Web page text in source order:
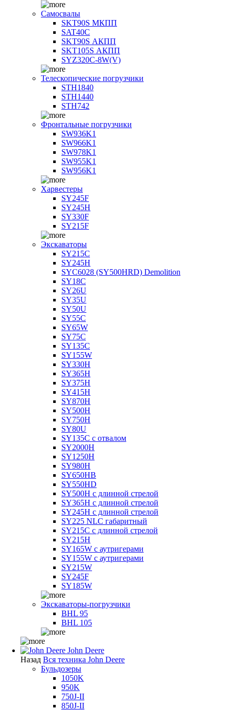
Самосвалы
SKT90S МКПП
SAT40C
SKT90S АКПП
SKT105S АКПП
SYZ320C-8W(V)
Телескопические погрузчики
STH1840
STH1440
STH742
Фронтальные погрузчики
SW936K1
SW966K1
SW978K1
SW955K1
SW956K1
Харвестеры
SY245F
SY245H
SY330F
SY215F
Экскаваторы
SY215C
SY245H
SYC6028 (SY500HRD) Demolition
SY18C
SY26U
SY35U
SY50U
SY55C
SY65W
SY75C
SY135C
SY155W
SY330H
SY365H
SY375H
SY415H
SY870H
SY500H
SY750H
SY80U
SY135C с отвалом
SY2000H
SY1250H
SY980H
SY650HB
SY550HD
SY500H с длинной стрелой
SY365H с длинной стрелой
SY245H с длинной стрелой
SY225 NLC габаритный
SY215C с длинной стрелой
SY215H
SY165W с аутригерами
SY155W с аутригерами
SY215W
SY245F
SY185W
Экскаваторы-погрузчики
BHL 95
BHL 105
John Deere
Назад Вся техника John Deere
Бульдозеры
1050K
950K
750J-II
850J-II